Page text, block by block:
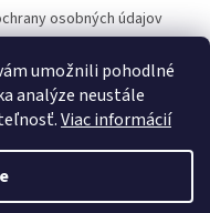
umožnili pohodlné
analýze neustále
Viac informácií
osobných údajov